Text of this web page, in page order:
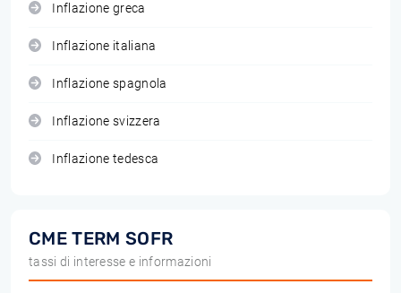
Inflazione greca
Inflazione italiana
Inflazione spagnola
Inflazione svizzera
Inflazione tedesca
CME TERM SOFR
tassi di interesse e informazioni